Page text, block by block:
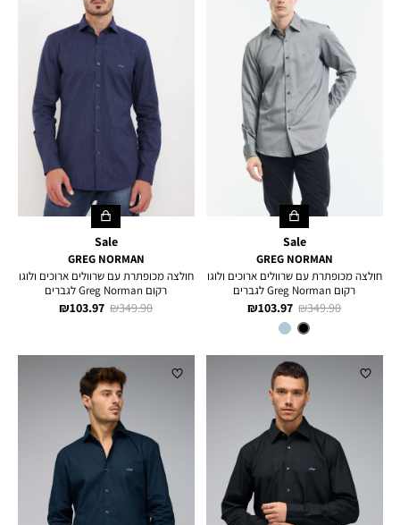
Sale
GREG NORMAN
חולצה מכופתרת עם שרוולים ארוכים ולוגו
רקום Greg Norman לגברים
מחיר
מוצר
103.97 ₪
מחיר
349.90 ₪
צבע
BLACK
Sale
GREG NORMAN
חולצה מכופתרת עם שרוולים ארוכים ולוגו
רקום Greg Norman לגברים
מחיר
103.97 ₪
מחיר
349.90 ₪